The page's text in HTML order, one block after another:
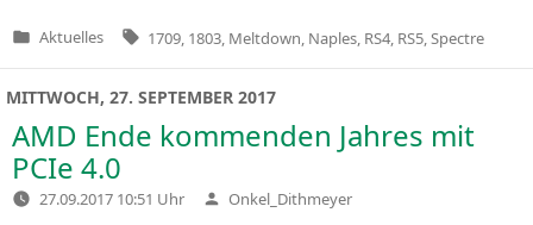
Veröffentlicht
Aktuelles Tags:
1709 1803 Meltdown Naples RS4 RS5 Spectre
MITTWOCH, 27. SEPTEMBER 2017
AMD Ende kommenden Jahres mit
PCIe 4.0
27.09.2017 10:51 Uhr Verfasst
von
Onkel_Dithmeyer